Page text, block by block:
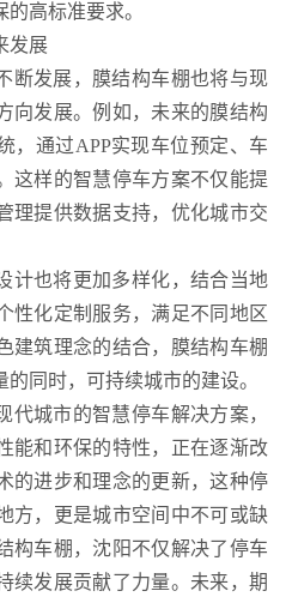
高标准要求。
发展
断发展，膜结构车棚也将与现
向发展。例如，未来的膜结构
，通过APP实现车位预定、车
这样的智慧停车方案不仅能提
理提供数据支持，优化城市交
计也将更加多样化，结合当地
性化定制服务，满足不同地区
建筑理念的结合，膜结构车棚
同时，可持续城市的建设。
代城市的智慧停车解决方案，
能和环保的特性，正在逐渐改
的进步和理念的更新，这种停
方，更是城市空间中不可或缺
构车棚，沈阳不仅解决了停车
续发展贡献了力量。未来，期